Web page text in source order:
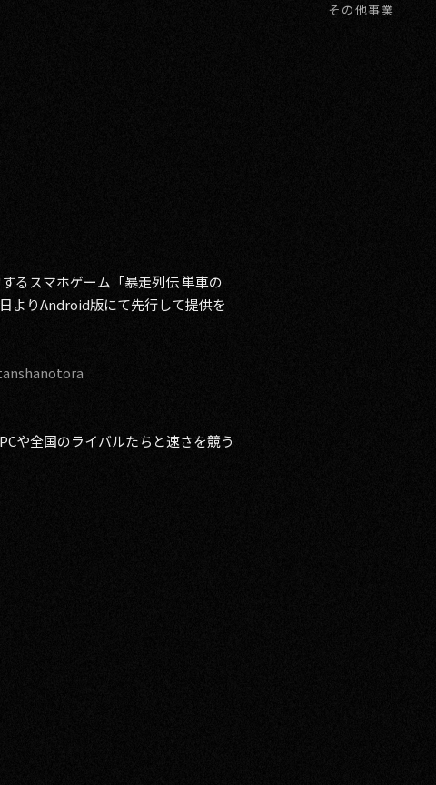
その他事業
るスマホゲーム「暴走列伝 単車の
よりAndroid版にて先行して提供を
や全国のライバルたちと速さを競う